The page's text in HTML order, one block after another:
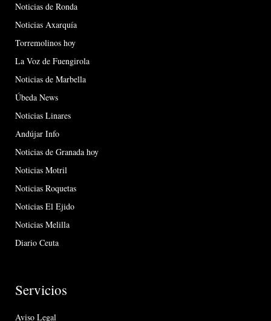
Noticias de Ronda
Noticias Axarquía
Torremolinos hoy
La Voz de Fuengirola
Noticias de Marbella
Úbeda News
Noticias Linares
Andújar Info
Noticias de Granada hoy
Noticias Motril
Noticias Roquetas
Noticias El Ejido
Noticias Melilla
Diario Ceuta
Servicios
Aviso Legal